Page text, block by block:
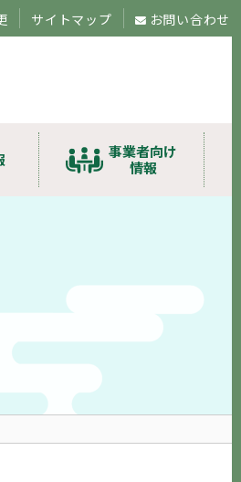
サイトマップ お問い合わせ
事業者向け
情報